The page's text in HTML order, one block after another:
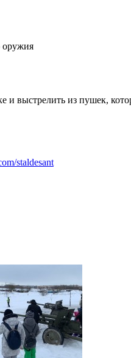
оружия
и выстрелить из пушек,
staldesant